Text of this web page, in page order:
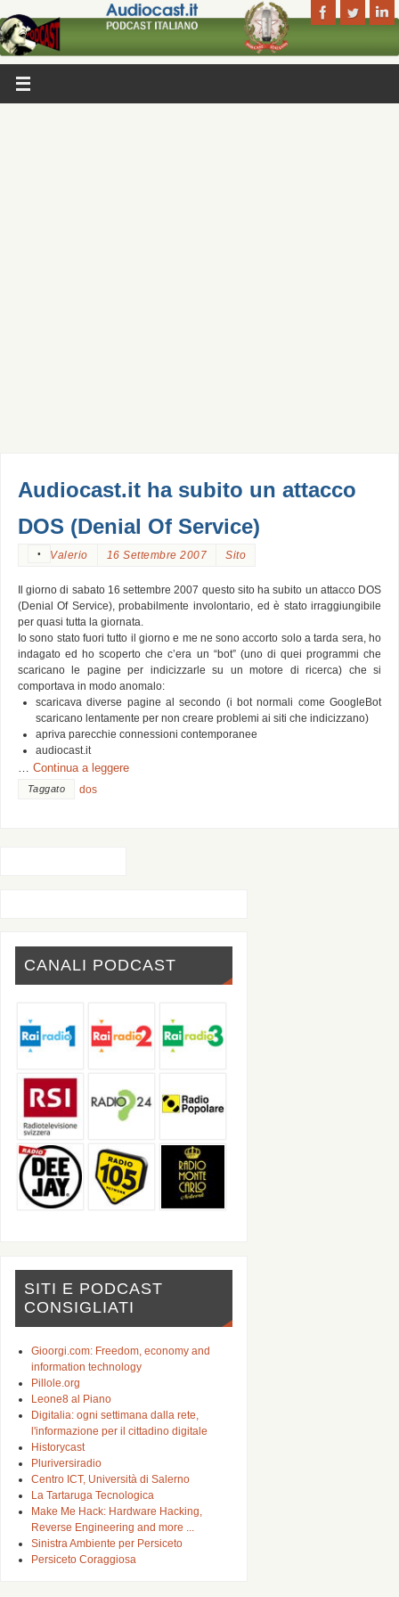
Audiocast.it ha subito un attacco
DOS (Denial Of Service)
Valerio
• 16 Settembre 2007 Sito
Il giorno di sabato 16 settembre 2007 questo sito ha subito un attacco DOS
(Denial Of Service), probabilmente involontario, ed è stato irraggiungibile
per quasi tutta la giornata.
Io sono stato fuori tutto il giorno e me ne sono accorto solo a tarda sera, ho
indagato ed ho scoperto che c’era un “bot” (uno di quei programmi che
scaricano le pagine per indicizzarle su un motore di ricerca) che si
comportava in modo anomalo:
scaricava diverse pagine al secondo (i bot normali come GoogleBot
scaricano lentamente per non creare problemi ai siti che indicizzano)
apriva parecchie connessioni contemporanee
audiocast.it
… Continua a leggere
Taggato dos
CANALI PODCAST
SITI E PODCAST
CONSIGLIATI
Gioorgi.com: Freedom, economy and
information technology
Pillole.org
Leone8 al Piano
Digitalia: ogni settimana dalla rete,
l'informazione per il cittadino digitale
Historycast
Pluriversiradio
Centro ICT, Università di Salerno
La Tartaruga Tecnologica
Make Me Hack: Hardware Hacking,
Reverse Engineering and more ...
Sinistra Ambiente per Persiceto
Persiceto Coraggiosa